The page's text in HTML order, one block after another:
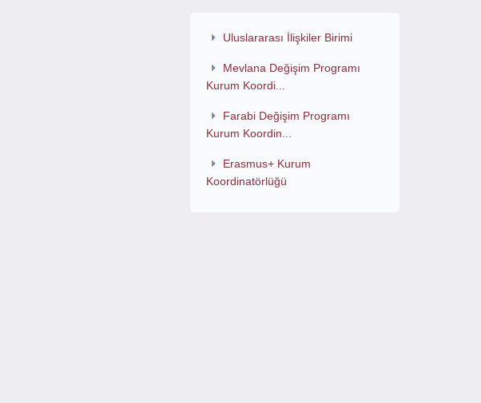
Uluslararası İlişkiler Birimi
Mevlana Değişim Programı
Kurum Koordi...
Farabi Değişim Programı
Kurum Koordin...
Erasmus+ Kurum
Koordinatörlüğü